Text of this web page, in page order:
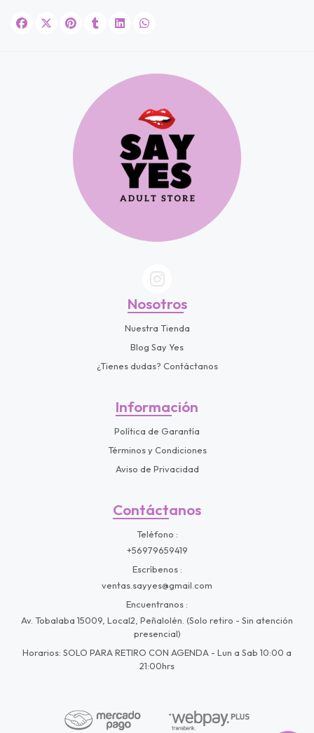
Nosotros
Nuestra Tienda
Blog Say Yes
¿Tienes dudas? Contáctanos
Información
Política de Garantía
Términos y Condiciones
Aviso de Privacidad
Contáctanos
Teléfono
+56979659419
Escríbenos
ventas.sayyes@gmail.com
Encuentranos
Av. Tobalaba 15009, Local2, Peñalolén. (Solo retiro - Sin atención
presencial)
Horarios: SOLO PARA RETIRO CON AGENDA - Lun a Sab 10:00 a
21:00hrs